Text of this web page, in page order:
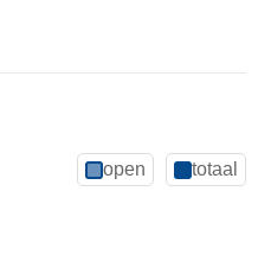
open totaal